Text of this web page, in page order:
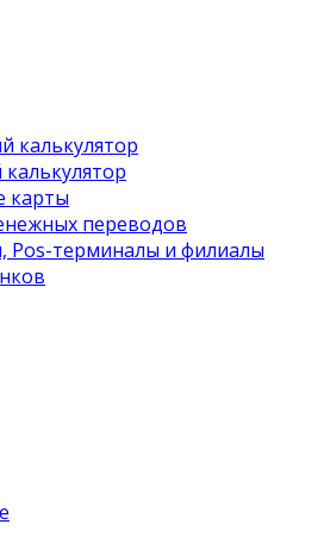
калькулятор
карты
переводов
Pos-терминалы и филиалы